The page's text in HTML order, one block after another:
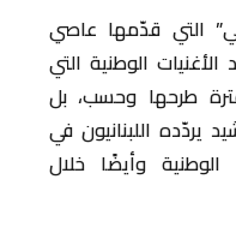
التي قدّمها عاصي
الوطنية التي
طرحها وحسب، بل
يردّده اللبنانيون في
الوطنية وأيضًا خلال